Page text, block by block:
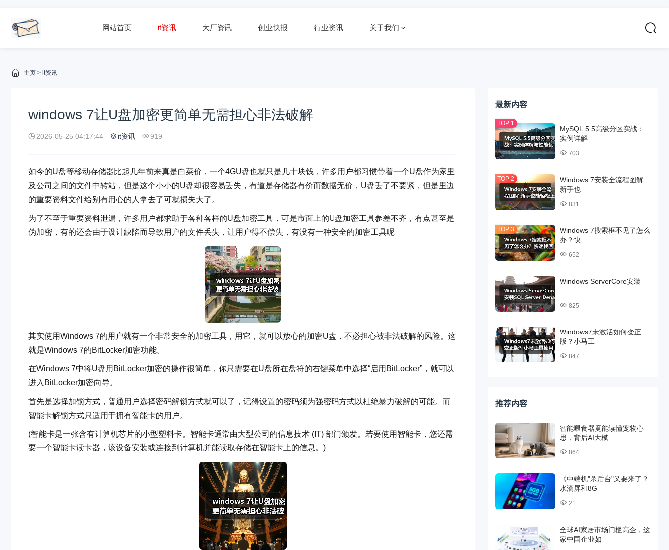
网站首页 it资讯 大厂资讯 创业快报 行业资讯 关于我们
主页 > it资讯
windows 7让U盘加密更简单无需担心非法破解
2026-05-25 04:17:44 it资讯 919
如今的U盘等移动存储器比起几年前来真是白菜价，一个4GU盘也就只是几十块钱，许多用户都习惯带着一个U盘作为家里
及公司之间的文件中转站，但是这个小小的U盘却很容易丢失，有道是存储器有价而数据无价，U盘丢了不要紧，但是里边
的重要资料文件给别有用心的人拿去了可就损失大了。
为了不至于重要资料泄漏，许多用户都求助于各种各样的U盘加密工具，可是市面上的U盘加密工具参差不齐，有点甚至是
伪加密，有的还会由于设计缺陷而导致用户的文件丢失，让用户得不偿失，有没有一种安全的加密工具呢
其实使用Windows 7的用户就有一个非常安全的加密工具，用它，就可以放心的加密U盘，不必担心被非法破解的风险。这
就是Windows 7的BitLocker加密功能。
在Windows 7中将U盘用BitLocker加密的操作很简单，你只需要在U盘所在盘符的右键菜单中选择“启用BitLocker”，就可以
进入BitLocker加密向导。
首先是选择加锁方式，普通用户选择密码解锁方式就可以了，记得设置的密码须为强密码方式以杜绝暴力破解的可能。而
智能卡解锁方式只适用于拥有智能卡的用户。
(智能卡是一张含有计算机芯片的小型塑料卡。智能卡通常由大型公司的信息技术 (IT) 部门颁发。若要使用智能卡，您还需
要一个智能卡读卡器，该设备安装或连接到计算机并能读取存储在智能卡上的信息。)
最新内容
MySQL 5.5高级分区实战：
实例详解
703
Windows 7安装全流程图解
新手也
831
Windows 7搜索框不见了怎么
办？快
652
Windows ServerCore安装
825
Windows7未激活如何变正
版？小马工
847
推荐内容
智能喂食器竟能读懂宠物心
思，背后AI大模
864
《中端机"杀后台"又要来了？
水滴屏和8G
21
全球AI家居市场门槛高企，这
家中国企业如